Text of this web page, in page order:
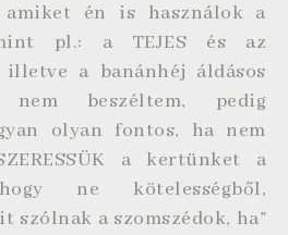
amiket én is használok a
pl.: a TEJES és az
illetve a banánhéj áldásos
beszéltem, pedig
olyan fontos, ha nem
a kertünket a
ne kötelességből,
szólnak a szomszédok, ha”